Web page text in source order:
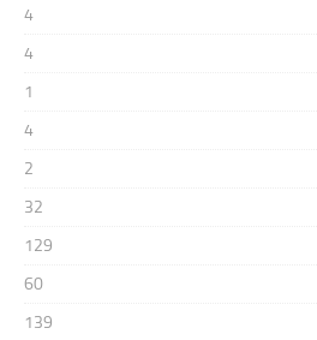
4
4
1
4
2
32
129
60
139